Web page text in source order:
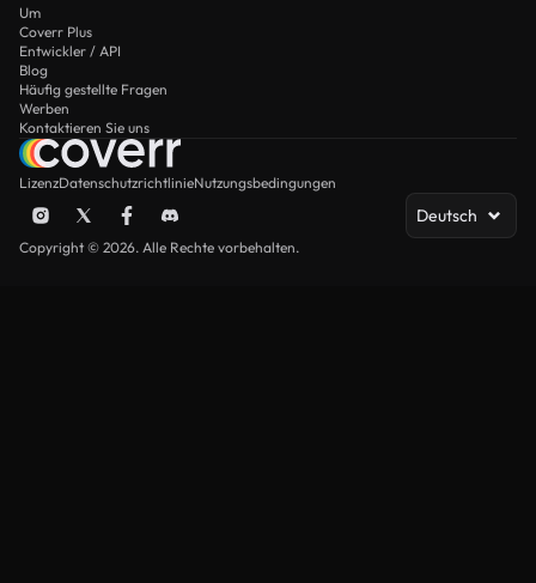
Um
Coverr Plus
Entwickler / API
Blog
Häufig gestellte Fragen
Werben
Kontaktieren Sie uns
LizenzDatenschutzrichtlinieNutzungsbedingungen
Deutsch
Copyright © 2026. Alle Rechte vorbehalten.